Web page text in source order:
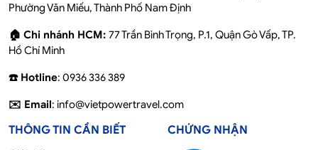
Phường Văn Miếu, Thành Phố Nam Định
🏠 Chi nhánh HCM: 77 Trần Bình Trọng, P.1, Quận Gò Vấp, TP.
Hồ Chí Minh
☎️ Hotline: 0936 336 389
✉️ Email: info@vietpowertravel.com
THÔNG TIN CẦN BIẾT CHỨNG NHẬN